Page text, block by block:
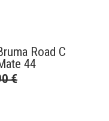
Road C
44
€